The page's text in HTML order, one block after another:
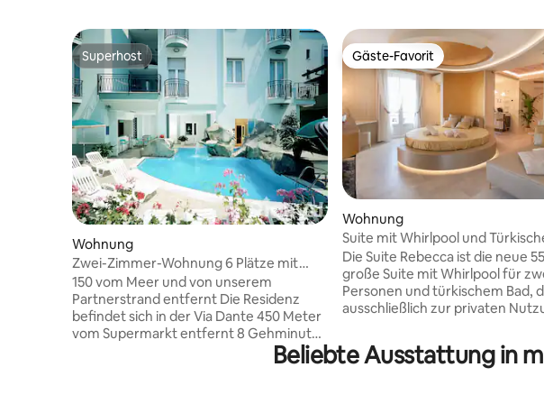
Superhost
Superhost
Wohnung
Zwei-Zimmer-Wohnung 6 Plätze mit
Blick auf die Via Dante
150 vom Meer und von unserem
Partnerstrand entfernt Die Residenz
befindet sich in der Via Dante 450 Meter
vom Supermarkt entfernt 8 Gehminuten
zum Zentrum und zum Aquarium 6
Restaurants in einer Entfernung von 20
Gäste-Favorit
Gäste-Favorit
Wohnung
Suite mit Whirlpool und
Die Suite Rebecca ist die neue
große Suite mit Whirlpool für
Personen und türkischem Bad,
ausschließlich zur privaten
Dienstleistungen werden durch
Barecke und eine kleine
Beliebte Ausstattung in